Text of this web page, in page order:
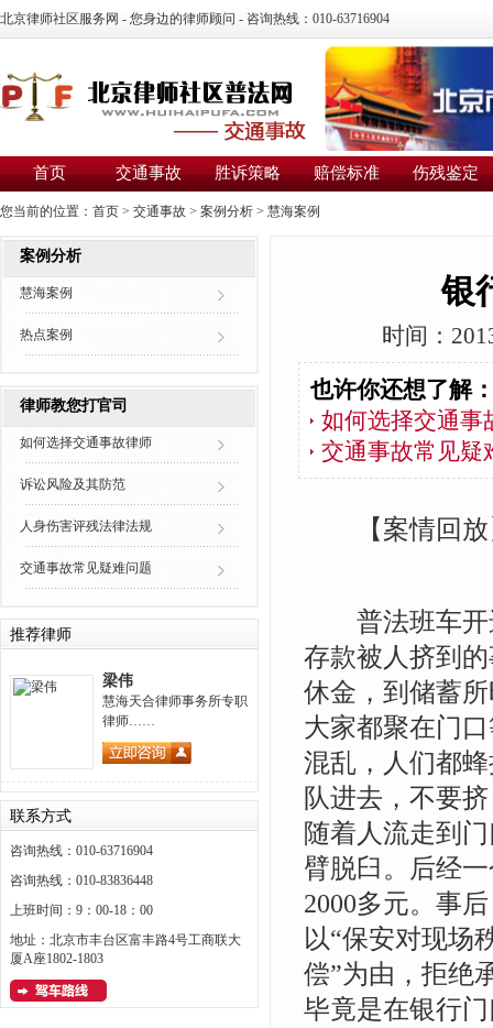
北京律师社区服务网 - 您身边的律师顾问 - 咨询热线：010-63716904
首页 交通事故 胜诉策略 赔偿标准 伤残鉴定
您当前的位置： 首页 > 交通事故 > 案例分析 > 慧海案例
银
时间：
也许你还想了解
如何选择交通事
交通事故常见疑
【案情回放
普法班车开
存款被人挤到
休金，到储蓄
大家都聚在门
混乱，人们都
队进去，不要
随着人流走到
臂脱臼。后经
2000多元。事
以“保安对现场
偿”为由，拒绝
毕竟是在银行
案例分析
慧海案例
热点案例
律师教您打官司
如何选择交通事故律师
诉讼风险及其防范
人身伤害评残法律法规
交通事故常见疑难问题
推荐律师
梁伟
慧海天合律师事务所专职
律师……
联系方式
咨询热线：010-63716904
咨询热线：010-83836448
上班时间：9：00-18：00
地址：北京市丰台区富丰路4号工商联大
厦A座1802-1803